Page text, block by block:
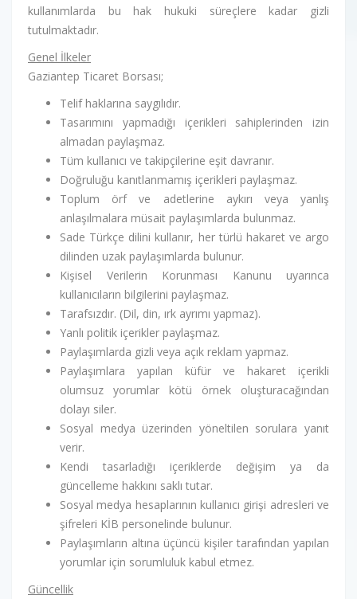
kullanımlarda bu hak hukuki süreçlere kadar gizli
tutulmaktadır.
Genel İlkeler
Gaziantep Ticaret Borsası;
Telif haklarına saygılıdır.
Tasarımını yapmadığı içerikleri sahiplerinden izin
almadan paylaşmaz.
Tüm kullanıcı ve takipçilerine eşit davranır.
Doğruluğu kanıtlanmamış içerikleri paylaşmaz.
Toplum örf ve adetlerine aykırı veya yanlış
anlaşılmalara müsait paylaşımlarda bulunmaz.
Sade Türkçe dilini kullanır, her türlü hakaret ve argo
dilinden uzak paylaşımlarda bulunur.
Kişisel Verilerin Korunması Kanunu uyarınca
kullanıcıların bilgilerini paylaşmaz.
Tarafsızdır. (Dil, din, ırk ayrımı yapmaz).
Yanlı politik içerikler paylaşmaz.
Paylaşımlarda gizli veya açık reklam yapmaz.
Paylaşımlara yapılan küfür ve hakaret içerikli
olumsuz yorumlar kötü örnek oluşturacağından
dolayı siler.
Sosyal medya üzerinden yöneltilen sorulara yanıt
verir.
Kendi tasarladığı içeriklerde değişim ya da
güncelleme hakkını saklı tutar.
Sosyal medya hesaplarının kullanıcı girişi adresleri ve
şifreleri KİB personelinde bulunur.
Paylaşımların altına üçüncü kişiler tarafından yapılan
yorumlar için sorumluluk kabul etmez.
Güncellik